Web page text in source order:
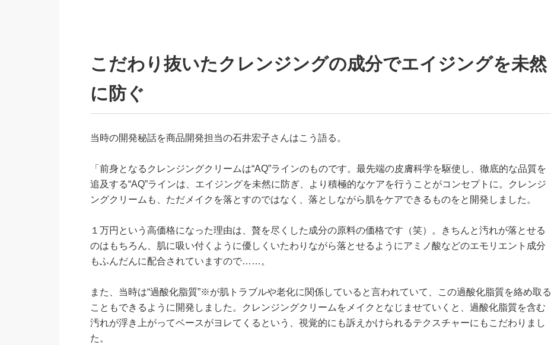
こだわり抜いたクレンジングの成分でエイジングを未然
に防ぐ
当時の開発秘話を商品開発担当の石井宏子さんはこう語る。
「前身となるクレンジングクリームは“AQ”ラインのものです。最先端の皮膚科学を駆使し、徹底的な品質を
追及する“AQ”ラインは、エイジングを未然に防ぎ、より積極的なケアを行うことがコンセプトに。クレンジ
ングクリームも、ただメイクを落とすのではなく、落としながら肌をケアできるものをと開発しました。
１万円という高価格になった理由は、贅を尽くした成分の原料の価格です（笑）。きちんと汚れが落とせる
のはもちろん、肌に吸い付くように優しくいたわりながら落とせるようにアミノ酸などのエモリエント成分
もふんだんに配合されていますので……。
また、当時は“過酸化脂質”※が肌トラブルや老化に関係していると言われていて、この過酸化脂質を絡め取る
こともできるように開発しました。クレンジングクリームをメイクとなじませていくと、過酸化脂質を含む
汚れが浮き上がってベースがヨレてくるという、視覚的にも訴えかけられるテクスチャーにもこだわりまし
た。